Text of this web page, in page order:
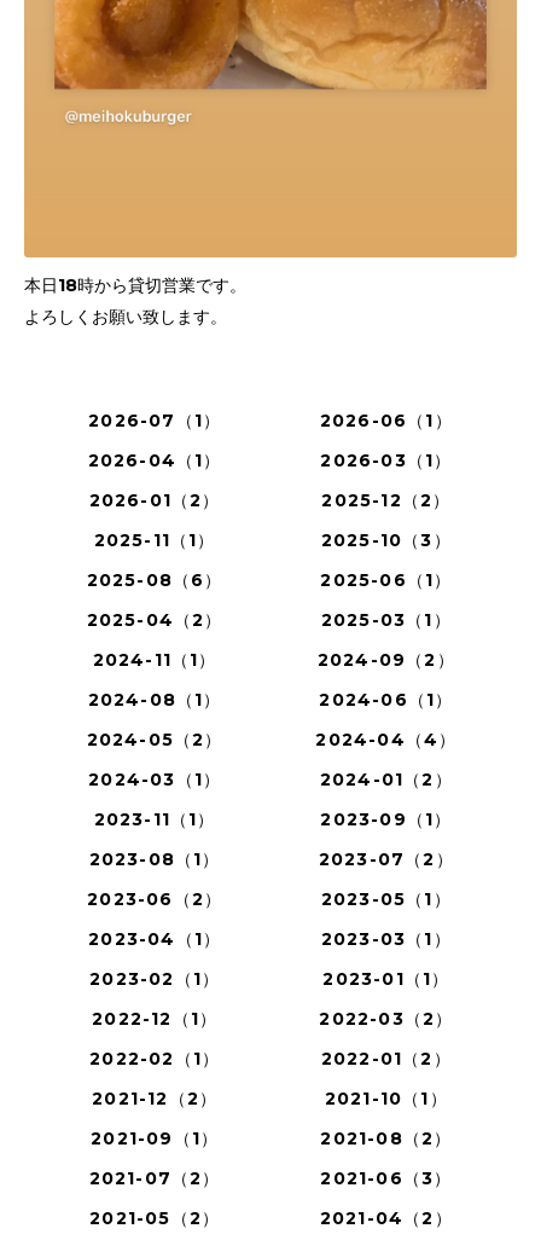
本日18時から貸切営業です。
よろしくお願い致します。
2026-07（1）
2026-06（1）
2026-04（1）
2026-03（1）
2026-01（2）
2025-12（2）
2025-11（1）
2025-10（3）
2025-08（6）
2025-06（1）
2025-04（2）
2025-03（1）
2024-11（1）
2024-09（2）
2024-08（1）
2024-06（1）
2024-05（2）
2024-04（4）
2024-03（1）
2024-01（2）
2023-11（1）
2023-09（1）
2023-08（1）
2023-07（2）
2023-06（2）
2023-05（1）
2023-04（1）
2023-03（1）
2023-02（1）
2023-01（1）
2022-12（1）
2022-03（2）
2022-02（1）
2022-01（2）
2021-12（2）
2021-10（1）
2021-09（1）
2021-08（2）
2021-07（2）
2021-06（3）
2021-05（2）
2021-04（2）